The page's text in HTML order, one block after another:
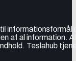
af al information.
Teslahub